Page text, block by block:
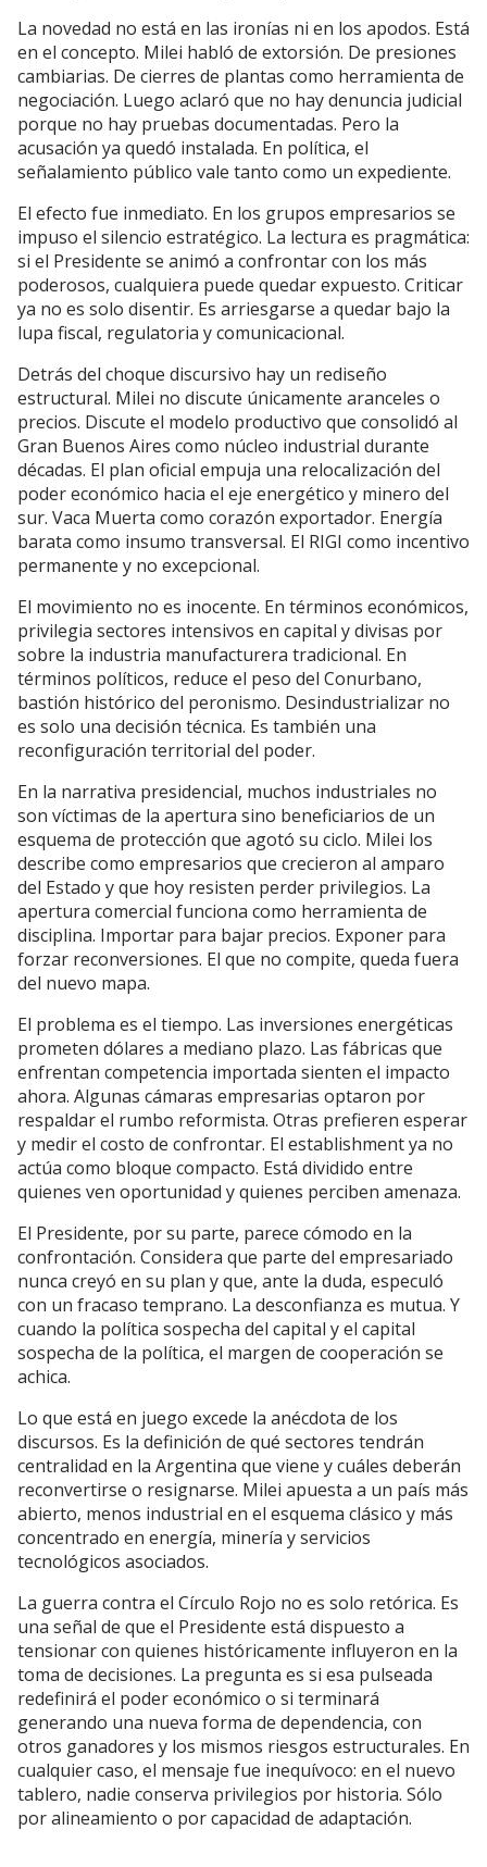
La novedad no está en las ironías ni en los apodos. Está
en el concepto. Milei habló de extorsión. De presiones
cambiarias. De cierres de plantas como herramienta de
negociación. Luego aclaró que no hay denuncia judicial
porque no hay pruebas documentadas. Pero la
acusación ya quedó instalada. En política, el
señalamiento público vale tanto como un expediente.
El efecto fue inmediato. En los grupos empresarios se
impuso el silencio estratégico. La lectura es pragmática:
si el Presidente se animó a confrontar con los más
poderosos, cualquiera puede quedar expuesto. Criticar
ya no es solo disentir. Es arriesgarse a quedar bajo la
lupa fiscal, regulatoria y comunicacional.
Detrás del choque discursivo hay un rediseño
estructural. Milei no discute únicamente aranceles o
precios. Discute el modelo productivo que consolidó al
Gran Buenos Aires como núcleo industrial durante
décadas. El plan oficial empuja una relocalización del
poder económico hacia el eje energético y minero del
sur. Vaca Muerta como corazón exportador. Energía
barata como insumo transversal. El RIGI como incentivo
permanente y no excepcional.
El movimiento no es inocente. En términos económicos,
privilegia sectores intensivos en capital y divisas por
sobre la industria manufacturera tradicional. En
términos políticos, reduce el peso del Conurbano,
bastión histórico del peronismo. Desindustrializar no
es solo una decisión técnica. Es también una
reconfiguración territorial del poder.
En la narrativa presidencial, muchos industriales no
son víctimas de la apertura sino beneficiarios de un
esquema de protección que agotó su ciclo. Milei los
describe como empresarios que crecieron al amparo
del Estado y que hoy resisten perder privilegios. La
apertura comercial funciona como herramienta de
disciplina. Importar para bajar precios. Exponer para
forzar reconversiones. El que no compite, queda fuera
del nuevo mapa.
El problema es el tiempo. Las inversiones energéticas
prometen dólares a mediano plazo. Las fábricas que
enfrentan competencia importada sienten el impacto
ahora. Algunas cámaras empresarias optaron por
respaldar el rumbo reformista. Otras prefieren esperar
y medir el costo de confrontar. El establishment ya no
actúa como bloque compacto. Está dividido entre
quienes ven oportunidad y quienes perciben amenaza.
El Presidente, por su parte, parece cómodo en la
confrontación. Considera que parte del empresariado
nunca creyó en su plan y que, ante la duda, especuló
con un fracaso temprano. La desconfianza es mutua. Y
cuando la política sospecha del capital y el capital
sospecha de la política, el margen de cooperación se
achica.
Lo que está en juego excede la anécdota de los
discursos. Es la definición de qué sectores tendrán
centralidad en la Argentina que viene y cuáles deberán
reconvertirse o resignarse. Milei apuesta a un país más
abierto, menos industrial en el esquema clásico y más
concentrado en energía, minería y servicios
tecnológicos asociados.
La guerra contra el Círculo Rojo no es solo retórica. Es
una señal de que el Presidente está dispuesto a
tensionar con quienes históricamente influyeron en la
toma de decisiones. La pregunta es si esa pulseada
redefinirá el poder económico o si terminará
generando una nueva forma de dependencia, con
otros ganadores y los mismos riesgos estructurales. En
cualquier caso, el mensaje fue inequívoco: en el nuevo
tablero, nadie conserva privilegios por historia. Sólo
por alineamiento o por capacidad de adaptación.